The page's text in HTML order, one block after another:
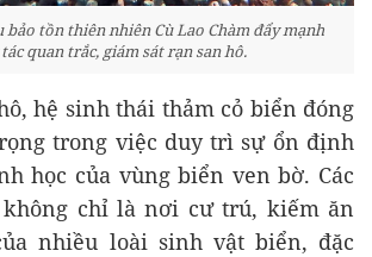
bảo tồn thiên nhiên Cù Lao Chàm đẩy mạnh
quan trắc, giám sát rạn san hô.
hệ sinh thái thảm cỏ biển đóng
trong việc duy trì sự ổn định
học của vùng biển ven bờ. Các
chỉ là nơi cư trú, kiếm ăn
nhiều loài sinh vật biển, đặc